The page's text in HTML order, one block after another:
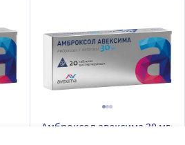
Амброксол авексима 30 мг